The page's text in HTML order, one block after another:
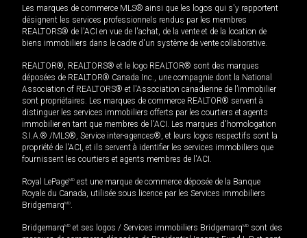
Les marques de commerce MLS® ainsi que les logos qui s'y rapportent
désignent les services professionnels rendus par les membres
REALTORS® de l'ACI en vue de l'achat, de la vente et de la location de
biens immobiliers dans le cadre d'un système de vente collaborative.
REALTOR®, REALTORS® et le logo REALTOR® sont des marques
déposées de REALTOR® Canada Inc., une compagnie dont la National
Association of REALTORS® et l'Association canadienne de l’immobilier
sont propriétaires. Les marques de commerce REALTOR® servent à
distinguer les services immobiliers offerts par les courtiers et agents
immobilier en tant que membres de l'ACI. Les marques d'homologation
S.I.A.® /MLS®, Service inter-agences®, et leurs logos respectifs sont la
propriété de l'ACI, et ils servent à identifier les services immobiliers que
fournissent les courtiers et agents membres de l'ACI.
Royal LePageMD est une marque de commerce déposée de la Banque
Royale du Canada, utilisée sous licence par les Services immobiliers
BridgemarqMD.
BridgemarqMD et ses logos / Services immobiliers BridgemarqMD sont des